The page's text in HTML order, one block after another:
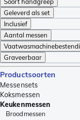
Geleverd als set
Inclusief
Aantal messen
Graveerbaar
Productsoorten
Messensets
Koksmessen
Keukenmessen
Broodmessen